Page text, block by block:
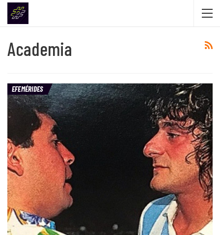
Academia
EFEMÉRIDES